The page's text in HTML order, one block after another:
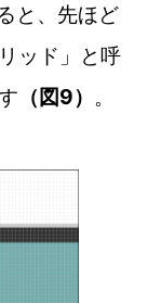
と、先ほど
ッド」と呼
（図9） 。